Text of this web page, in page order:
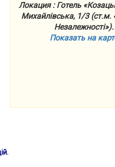
Локация : Готель
Михайлівська, 1/3
Незалежності»).
Показать на